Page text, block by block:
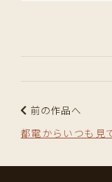
前の作品へ
都電からいつも見